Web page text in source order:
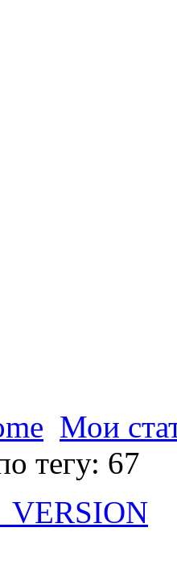
Мои
тегу: 67